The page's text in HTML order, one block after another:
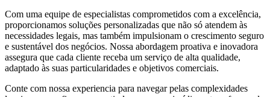
Com uma equipe de especialistas comprometidos com a excelência,
proporcionamos soluções personalizadas que não só atendem às
necessidades legais, mas também impulsionam o crescimento seguro
e sustentável dos negócios. Nossa abordagem proativa e inovadora
assegura que cada cliente receba um serviço de alta qualidade,
adaptado às suas particularidades e objetivos comerciais.
Conte com nossa experiencia para navegar pelas complexidades